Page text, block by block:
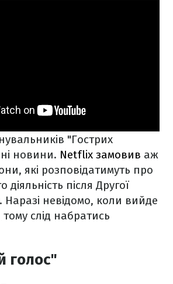
"Гострих
новини. Netflix замовив аж
які розповідатимуть про
діяльність після Другої
Наразі невідомо, коли вийде
слід набратись
голос"